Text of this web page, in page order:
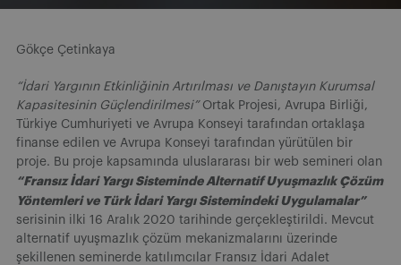
Gökçe Çetinkaya
“İdari Yargının Etkinliğinin Artırılması ve Danıştayın Kurumsal
Kapasitesinin Güçlendirilmesi” Ortak Projesi, Avrupa Birliği,
Türkiye Cumhuriyeti ve Avrupa Konseyi tarafından ortaklaşa
finanse edilen ve Avrupa Konseyi tarafından yürütülen bir
proje. Bu proje kapsamında uluslararası bir web semineri olan
“Fransız İdari Yargı Sisteminde Alternatif Uyuşmazlık Çözüm
Yöntemleri ve Türk İdari Yargı Sistemindeki Uygulamalar”
serisinin ilki 16 Aralık 2020 tarihinde gerçekleştirildi. Mevcut
alternatif uyuşmazlık çözüm mekanizmalarını üzerinde
şekillenen seminerde katılımcılar Fransız İdari Adalet